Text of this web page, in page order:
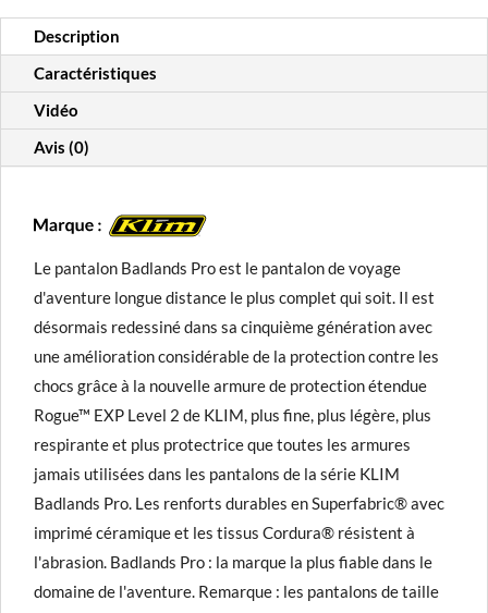
à
Description
Caractéristiques
Vidéo
Avis (0)
Le pantalon Badlands Pro est le pantalon de voyage
d'aventure longue distance le plus complet qui soit. Il est
désormais redessiné dans sa cinquième génération avec
une amélioration considérable de la protection contre les
chocs grâce à la nouvelle armure de protection étendue
Rogue™ EXP Level 2 de KLIM, plus fine, plus légère, plus
respirante et plus protectrice que toutes les armures
jamais utilisées dans les pantalons de la série KLIM
Badlands Pro. Les renforts durables en Superfabric® avec
imprimé céramique et les tissus Cordura® résistent à
l'abrasion. Badlands Pro : la marque la plus fiable dans le
domaine de l'aventure. Remarque : les pantalons de taille